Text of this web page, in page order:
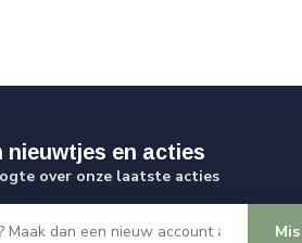
nieuwtjes en acties
over onze laatste acties